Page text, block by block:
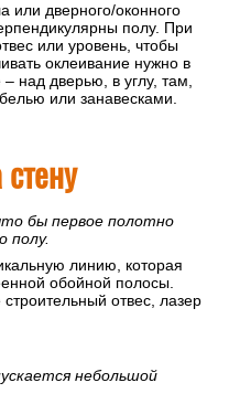
или дверного/оконного
полу. При
или уровень, чтобы
оклеивание нужно в
над дверью, в углу, там,
или занавесками.
бы первое полотно
полу.
линию, которая
обойной полосы.
отвес, лазер
небольшой